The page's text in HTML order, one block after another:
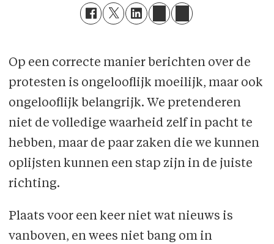
Op een correcte manier berichten over de
protesten is ongelooflijk moeilijk, maar ook
ongelooflijk belangrijk. We pretenderen
niet de volledige waarheid zelf in pacht te
hebben, maar de paar zaken die we kunnen
oplijsten kunnen een stap zijn in de juiste
richting.
Plaats voor een keer niet wat nieuws is
vanboven, en wees niet bang om in